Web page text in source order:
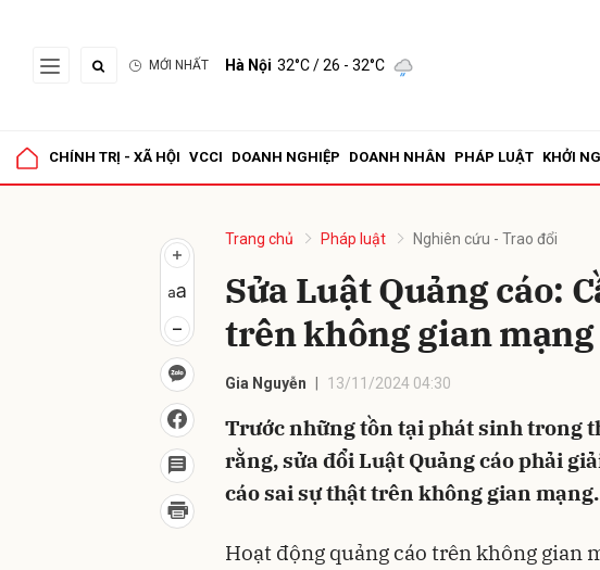
MỚI NHẤT Hà Nội 32°C/ 26 - 32°C
CHÍNH TRỊ - XÃ HỘI VCCI DOANH NGHIỆP DOANH NHÂN PHÁP LUẬT KHỞI
Trang chủ Pháp luật Nghiên cứu - Trao đổi
Sửa Luật Quảng cáo:
trên không gian mạng
Gia Nguyễn 13/11/2024 04:30
Trước những tồn tại phát sinh trong
rằng, sửa đổi Luật Quảng cáo phải
cáo sai sự thật trên không gian
Hoạt động quảng cáo trên không gian